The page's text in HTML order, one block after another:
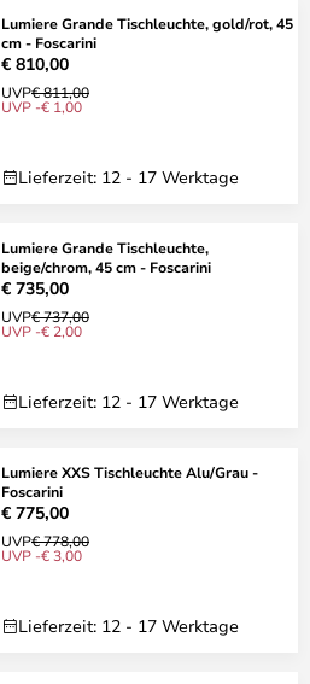
Lumiere Grande Tischleuchte, gold/rot, 45
cm - Foscarini
€ 810,00
UVP€ 811,00
UVP -€ 1,00
Lieferzeit: 12 - 17 Werktage
Lumiere Grande Tischleuchte,
beige/chrom, 45 cm - Foscarini
€ 735,00
UVP€ 737,00
UVP -€ 2,00
Lieferzeit: 12 - 17 Werktage
Lumiere XXS Tischleuchte Alu/Grau -
Foscarini
€ 775,00
UVP€ 778,00
UVP -€ 3,00
Lieferzeit: 12 - 17 Werktage